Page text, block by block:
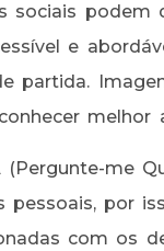
sociais podem
e
partida.
melhor
me
por
com os